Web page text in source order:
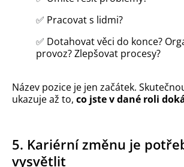
✅ Pracovat s lidmi?
✅ Dotahovat věci do konce?
provoz? Zlepšovat procesy?
Název pozice je jen začátek.
ukazuje až to, co jste v dané roli
5. Kariérní změnu je
vysvětlit